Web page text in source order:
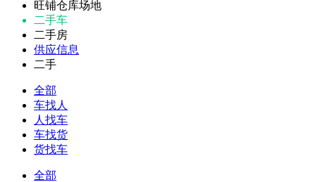
旺铺仓库场地
二手车
二手房
供应信息
二手
全部
车找人
人找车
车找货
货找车
全部